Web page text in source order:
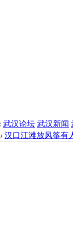
武汉论坛 武汉新闻
› 汉口江滩放风筝有